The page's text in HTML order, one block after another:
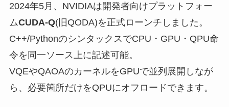
2024年5月、NVIDIAは開発者向けプラットフォー
ムCUDA-Q(旧QODA)を正式ローンチしました。
C++/PythonのシンタックスでCPU・GPU・QPU命
令を同一ソース上に記述可能。
VQEやQAOAのカーネルをGPUで並列展開しなが
ら、必要箇所だけをQPUにオフロードできます。